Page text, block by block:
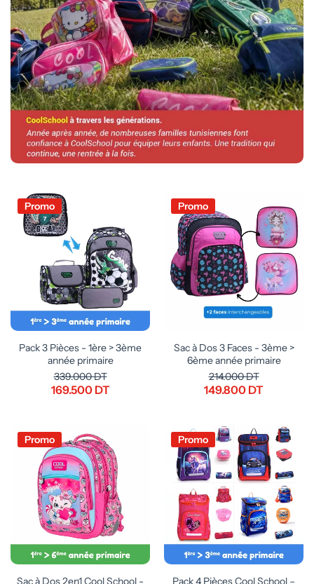
Promo
Pack 3 Pièces - 1ère > 3ème
année primaire
339.000 DT
169.500 DT
Promo
Sac à Dos 3 Faces - 3ème >
6ème année primaire
214.000 DT
149.800 DT
Promo
Sac à Dos 2en1 Cool School -
Promo
Pack 4 Pièces Cool School –